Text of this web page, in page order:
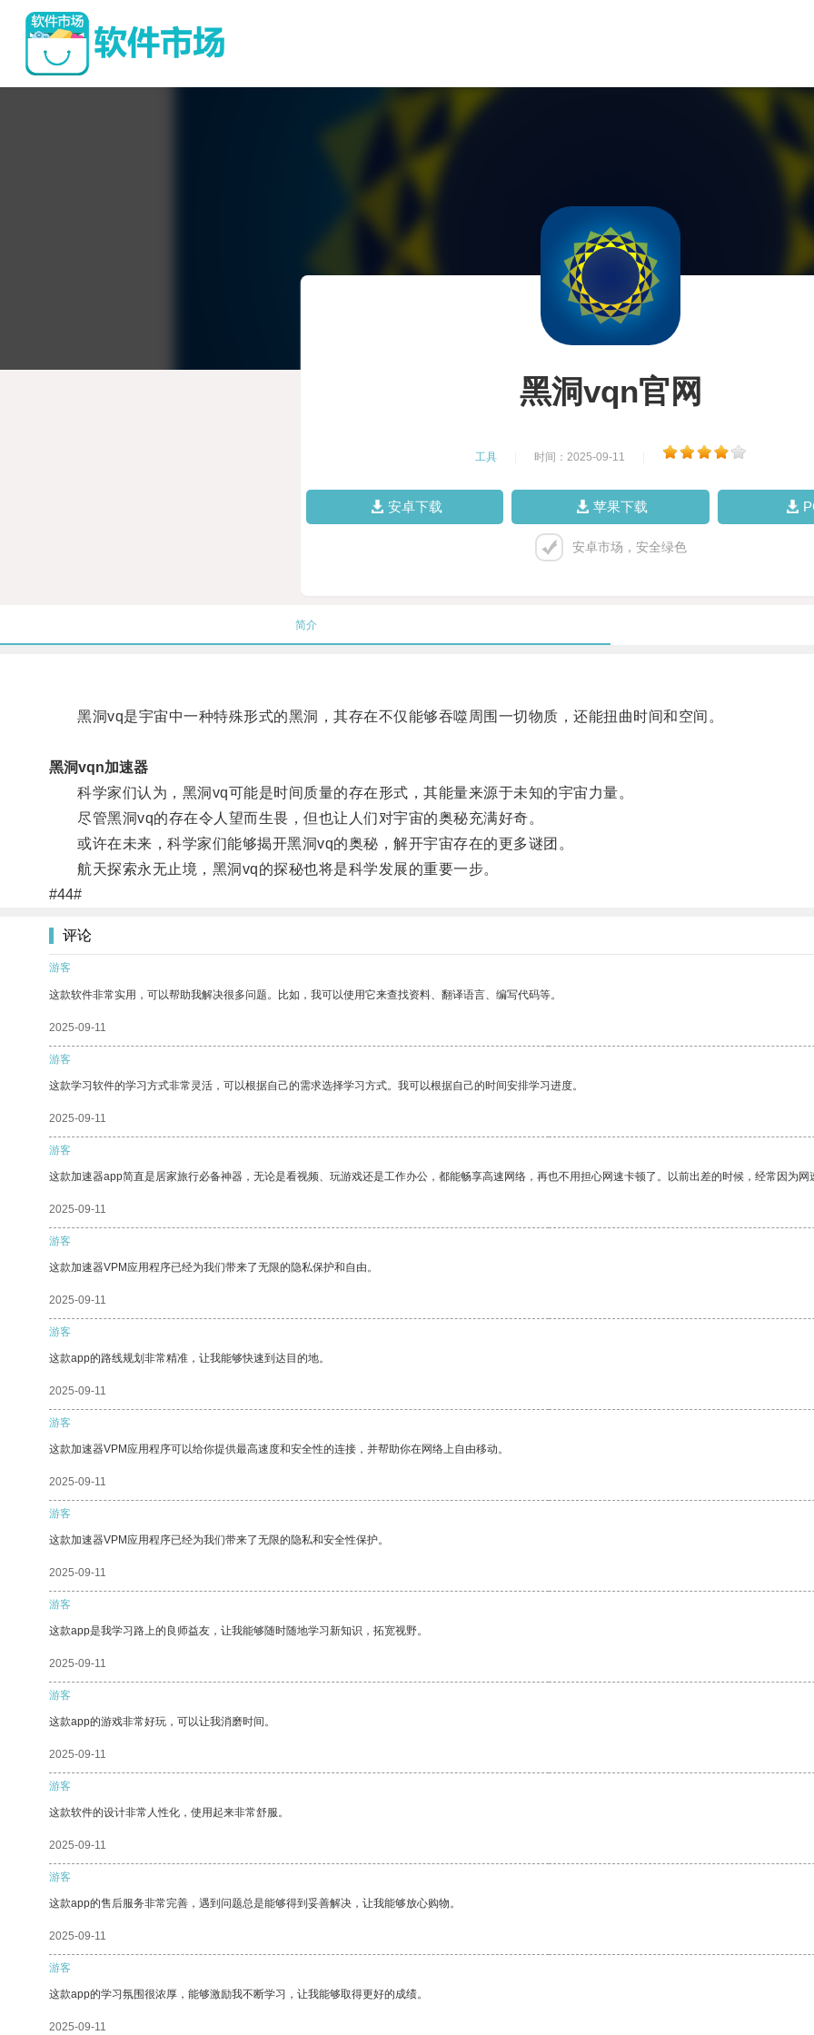
黑洞vqn官网
工具 时间：2025-09-11
安卓下载 苹果下载
安卓市场，安全绿色
简介
黑洞vq是宇宙中一种特殊形式的黑洞，其存在不仅能够吞噬周围一切物质，还能扭曲时间和空间。
黑洞vqn加速器
科学家们认为，黑洞vq可能是时间质量的存在形式，其能量来源于未知的宇宙力量。
尽管黑洞vq的存在令人望而生畏，但也让人们对宇宙的奥秘充满好奇。
或许在未来，科学家们能够揭开黑洞vq的奥秘，解开宇宙存在的更多谜团。
航天探索永无止境，黑洞vq的探秘也将是科学发展的重要一步。
#44#
评论
游客
这款软件非常实用，可以帮助我解决很多问题。比如，我可以使用它来查找资料、翻译语言、编写代码等。
2025-09-11
游客
这款学习软件的学习方式非常灵活，可以根据自己的需求选择学习方式。我可以根据自己的时间安排学习进度。
2025-09-11
游客
这款加速器app简直是居家旅行必备神器，无论是看视频、玩游戏还是工作办公，都能畅享高速网络，再也不用担心网速卡顿了。以前出差的时候，经常因为
2025-09-11
游客
这款加速器VPM应用程序已经为我们带来了无限的隐私保护和自由。
2025-09-11
游客
这款app的路线规划非常精准，让我能够快速到达目的地。
2025-09-11
游客
这款加速器VPM应用程序可以给你提供最高速度和安全性的连接，并帮助你在网络上自由移动。
2025-09-11
游客
这款加速器VPM应用程序已经为我们带来了无限的隐私和安全性保护。
2025-09-11
游客
这款app是我学习路上的良师益友，让我能够随时随地学习新知识，拓宽视野。
2025-09-11
游客
这款app的游戏非常好玩，可以让我消磨时间。
2025-09-11
游客
这款软件的设计非常人性化，使用起来非常舒服。
2025-09-11
游客
这款app的售后服务非常完善，遇到问题总是能够得到妥善解决，让我能够放心购物。
2025-09-11
游客
这款app的学习氛围很浓厚，能够激励我不断学习，让我能够取得更好的成绩。
2025-09-11